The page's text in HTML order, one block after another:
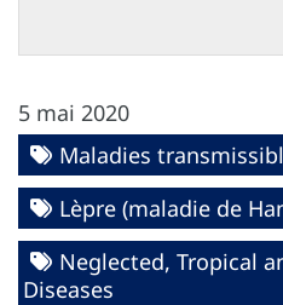
5 mai 2020
Maladies
Lèpre (maladie de
Neglected, Tropical
Diseases